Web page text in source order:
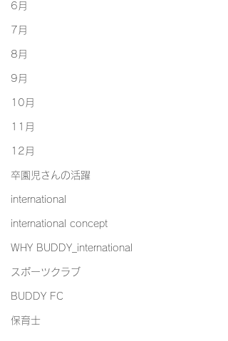
6月
7月
8月
9月
10月
11月
12月
卒園児さんの活躍
international
international concept
WHY BUDDY_international
スポーツクラブ
BUDDY FC
保育士